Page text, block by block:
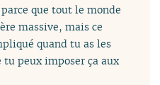
que tout le monde
massive, mais ce
quand tu as les
tu peux imposer ça aux